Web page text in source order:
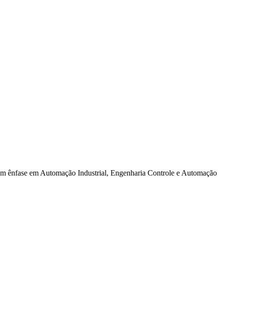
ênfase em Automação Industrial, Engenharia Controle e Automação